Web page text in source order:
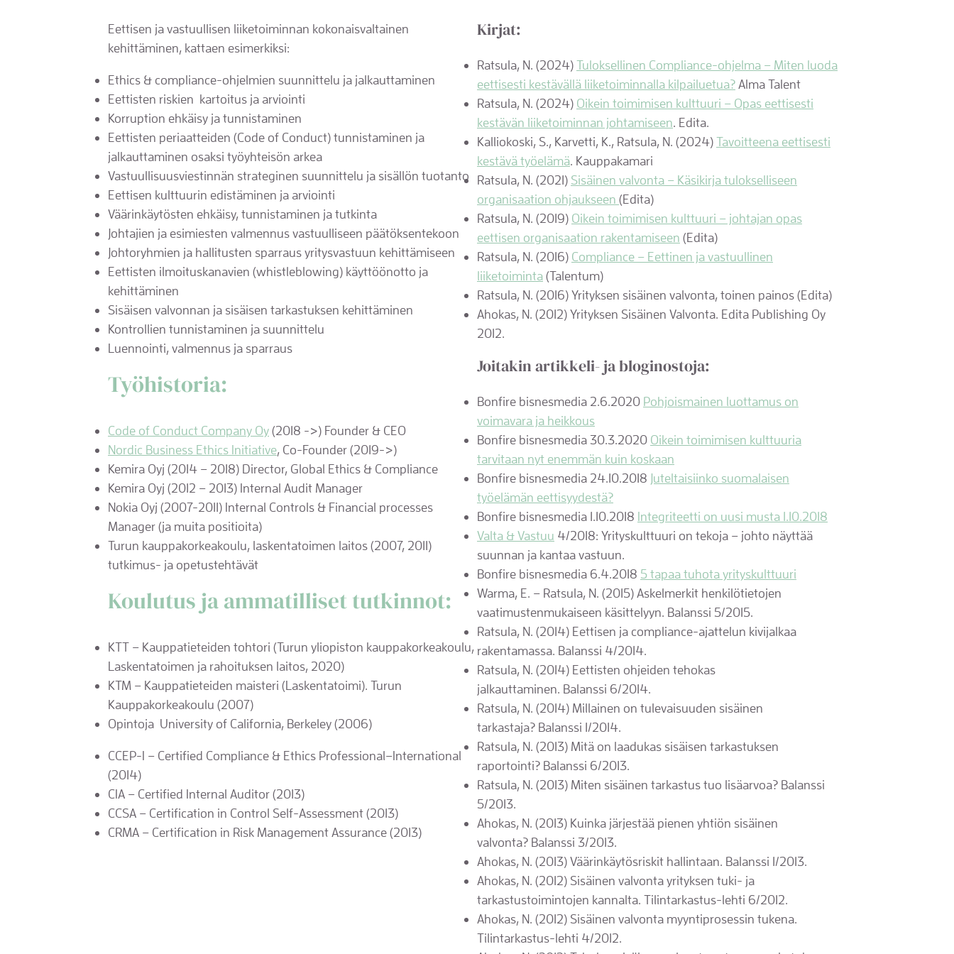
Eettisen ja vastuullisen liiketoiminnan kokonaisvaltainen
kehittäminen, kattaen esimerkiksi:
Ethics & compliance-ohjelmien suunnittelu ja jalkauttaminen
Eettisten riskien kartoitus ja arviointi
Korruption ehkäisy ja tunnistaminen
Eettisten periaatteiden (Code of Conduct) tunnistaminen ja
jalkauttaminen osaksi työyhteisön arkea
Vastuullisuusviestinnän strateginen suunnittelu ja sisällön tuotanto
Eettisen kulttuurin edistäminen ja arviointi
Väärinkäytösten ehkäisy, tunnistaminen ja tutkinta
Johtajien ja esimiesten valmennus vastuulliseen päätöksentekoon
Johtoryhmien ja hallitusten sparraus yritysvastuun kehittämiseen
Eettisten ilmoituskanavien (whistleblowing) käyttöönotto ja
kehittäminen
Sisäisen valvonnan ja sisäisen tarkastuksen kehittäminen
Kontrollien tunnistaminen ja suunnittelu
Luennointi, valmennus ja sparraus
Työhistoria:
Code of Conduct Company Oy(2018 ->) Founder & CEO
Nordic Business Ethics Initiative, Co-Founder (2019->)
Kemira Oyj (2014 – 2018) Director, Global Ethics & Compliance
Kemira Oyj (2012 – 2013) Internal Audit Manager
Nokia Oyj (2007-2011) Internal Controls & Financial processes
Manager (ja muita positioita)
Turun kauppakorkeakoulu, laskentatoimen laitos (2007, 2011)
tutkimus- ja opetustehtävät​
​Koulutus ja ammatilliset tutkinnot:​
KTT – Kauppatieteiden tohtori (Turun yliopiston kauppakorkeakoulu,
Laskentatoimen ja rahoituksen laitos, 2020)
KTM – Kauppatieteiden maisteri (Laskentatoimi). Turun
Kauppakorkeakoulu (2007)
Opintoja University of California, Berkeley (2006)
CCEP-I – Certified Compliance & Ethics Professional–International
(2014)
CIA – Certified Internal Auditor (2013)
CCSA – Certification in Control Self-Assessment (2013)
CRMA – Certification in Risk Management Assurance (2013)
Kirjat:
Ratsula, N. (2024)Tuloksellinen Compliance-ohjelma – Miten luoda
eettisesti kestävällä liiketoiminnalla kilpailuetua?Alma Talent
Ratsula, N. (2024) Oikein toimimisen kulttuuri – Opas eettisesti
kestävän liiketoiminnan johtamiseen. Edita.
Kalliokoski, S., Karvetti, K., Ratsula, N. (2024)Tavoitteena eettisesti
kestävä työelämä. Kauppakamari
Ratsula, N. (2021) Sisäinen valvonta – Käsikirja tulokselliseen
organisaation ohjaukseen (Edita)
Ratsula, N. (2019) Oikein toimimisen kulttuuri – johtajan opas
eettisen organisaation rakentamiseen (Edita)
Ratsula, N. (2016) Compliance – Eettinen ja vastuullinen
liiketoiminta(Talentum)
Ratsula, N. (2016) Yrityksen sisäinen valvonta, toinen painos (Edita)
Ahokas, N. (2012) Yrityksen Sisäinen Valvonta. Edita Publishing Oy
2012.
Joitakin artikkeli- ja bloginostoja:
Bonfire bisnesmedia 2.6.2020 Pohjoismainen luottamus on
voimavara ja heikkous
Bonfire bisnesmedia 30.3.2020 Oikein toimimisen kulttuuria
tarvitaan nyt enemmän kuin koskaan
Bonfire bisnesmedia 24.10.2018 Juteltaisiinko suomalaisen
työelämän eettisyydestä?
Bonfire bisnesmedia 1.10.2018 Integriteetti on uusi musta 1.10.2018
Valta & Vastuu 4/2018: Yrityskulttuuri on tekoja – johto näyttää
suunnan ja kantaa vastuun.
Bonfire bisnesmedia 6.4.2018 5 tapaa tuhota yrityskulttuuri
Warma, E. – Ratsula, N. (2015) Askelmerkit henkilötietojen
vaatimustenmukaiseen käsittelyyn. Balanssi 5/2015.
Ratsula, N. (2014) Eettisen ja compliance-ajattelun kivijalkaa
rakentamassa. Balanssi 4/2014.
Ratsula, N. (2014) Eettisten ohjeiden tehokas
jalkauttaminen. Balanssi 6/2014.
Ratsula, N. (2014) Millainen on tulevaisuuden sisäinen
tarkastaja? Balanssi 1/2014.
Ratsula, N. (2013) Mitä on laadukas sisäisen tarkastuksen
raportointi? Balanssi 6/2013.
Ratsula, N. (2013) Miten sisäinen tarkastus tuo lisäarvoa? Balanssi
5/2013.
Ahokas, N. (2013) Kuinka järjestää pienen yhtiön sisäinen
valvonta? Balanssi 3/2013.
Ahokas, N. (2013) Väärinkäytösriskit hallintaan. Balanssi 1/2013.
Ahokas, N. (2012) Sisäinen valvonta yrityksen tuki- ja
tarkastustoimintojen kannalta. Tilintarkastus-lehti 6/2012.
Ahokas, N. (2012) Sisäinen valvonta myyntiprosessin tukena.
Tilintarkastus-lehti 4/2012.